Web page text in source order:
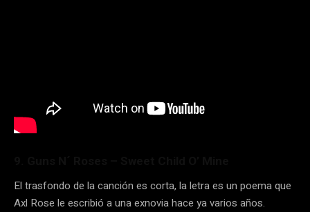
El trasfondo de la canción es corta, la letra es un poema que
Axl Rose le escribió a una exnovia hace ya varios años.